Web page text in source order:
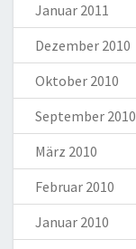
Januar 2011
Dezember 2010
Oktober 2010
September 2010
März 2010
Februar 2010
Januar 2010